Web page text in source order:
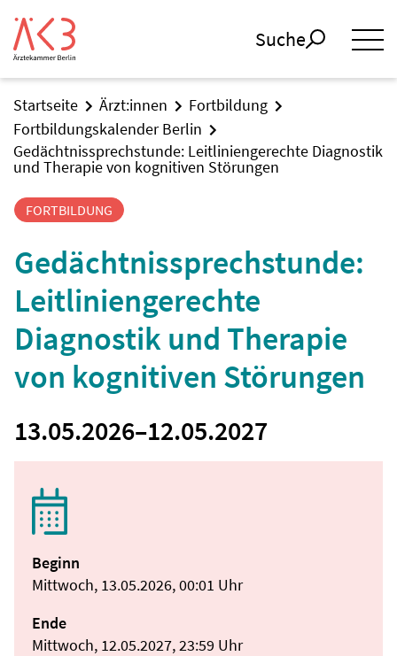
Suche
Startseite Ärzt:innen
Fortbildung
Fortbildungskalender Berlin
Gedächtnissprechstunde: Leitliniengerechte Diagnostik
und Therapie von kognitiven Störungen
FORTBILDUNG
Gedächtnissprechstunde:
Leitliniengerechte
Diagnostik und Therapie
von kognitiven Störungen
13.05.2026–12.05.2027
Beginn
Mittwoch, 13.05.2026, 00:01 Uhr
Ende
Mittwoch, 12.05.2027, 23:59 Uhr